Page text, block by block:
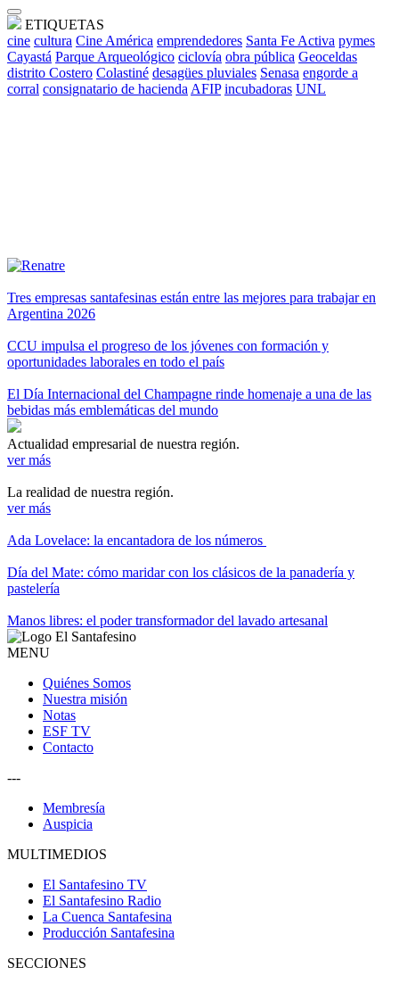
ETIQUETAS
cine cultura Cine América emprendedores Santa Fe Activa pymes
Cayastá Parque Arqueológico ciclovía obra pública Geoceldas
distrito Costero Colastiné desagües pluviales Senasa engorde a
corral consignatario de hacienda AFIP incubadoras UNL
Tres empresas santafesinas están entre las mejores para trabajar en
Argentina 2026
CCU impulsa el progreso de los jóvenes con formación y
oportunidades laborales en todo el país
El Día Internacional del Champagne rinde homenaje a una de las
bebidas más emblemáticas del mundo
Actualidad empresarial de nuestra región.
ver más
La realidad de nuestra región.
ver más
Ada Lovelace: la encantadora de los números
Día del Mate: cómo maridar con los clásicos de la panadería y
pastelería
Manos libres: el poder transformador del lavado artesanal
MENU
Quiénes Somos
Nuestra misión
Notas
ESF TV
Contacto
---
Membresía
Auspicia
MULTIMEDIOS
El Santafesino TV
El Santafesino Radio
La Cuenca Santafesina
Producción Santafesina
SECCIONES